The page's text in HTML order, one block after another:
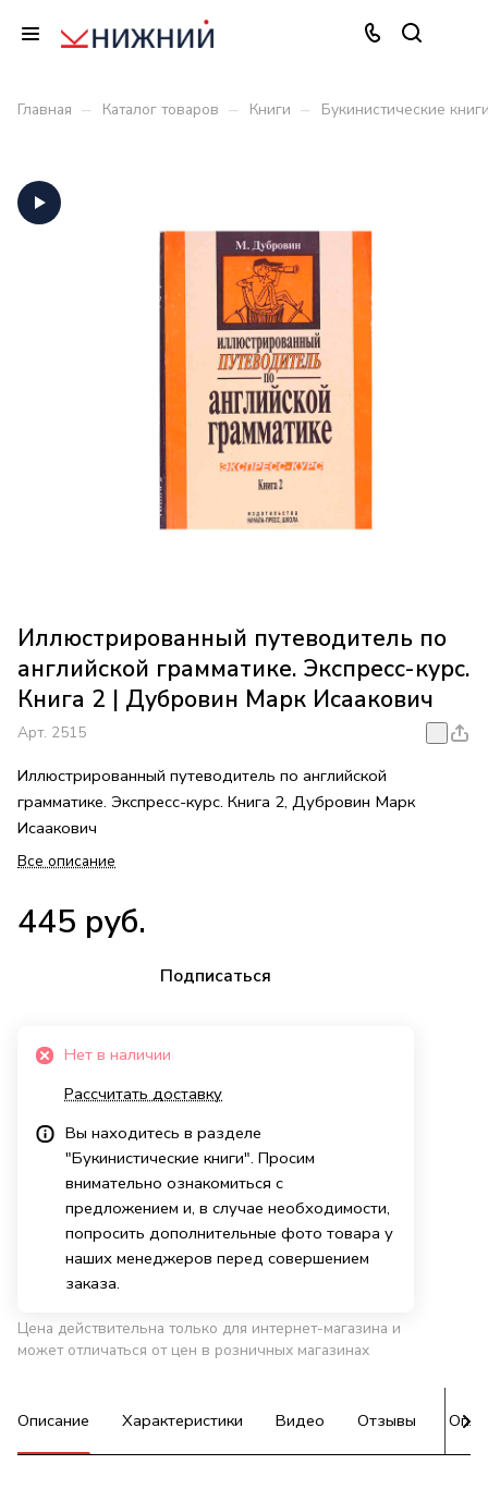
Главная – Каталог товаров – Книги – Букинистические
Иллюстрированный путеводитель по
английской грамматике. Экспресс-курс.
Книга 2 | Дубровин Марк Исаакович
Арт. 2515
Иллюстрированный путеводитель по английской
грамматике. Экспресс-курс. Книга 2, Дубровин Марк
Исаакович
Все описание
445 руб.
Подписаться
Нет в наличии
Рассчитать доставку
Вы находитесь в разделе
"Букинистические книги". Просим
внимательно ознакомиться с
предложением и, в случае необходимости,
попросить дополнительные фото товара у
наших менеджеров перед совершением
заказа.
Цена действительна только для интернет-магазина и
может отличаться от цен в розничных магазинах
Описание Характеристики Видео Отзывы